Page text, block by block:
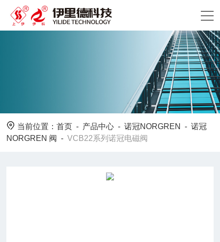
当前位置：首页 - 产品中心 -诺冠NORGREN -诺冠
NORGREN 阀 -VCB22系列诺冠电磁阀